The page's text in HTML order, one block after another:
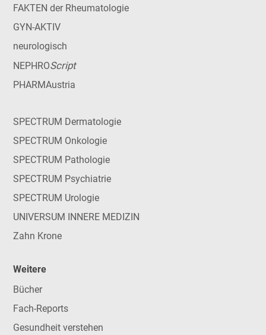
FAKTEN der Rheumatologie
GYN-AKTIV
neurologisch
NEPHROScript
PHARMAustria
SPECTRUM Dermatologie
SPECTRUM Onkologie
SPECTRUM Pathologie
SPECTRUM Psychiatrie
SPECTRUM Urologie
UNIVERSUM INNERE MEDIZIN
Zahn Krone
Weitere
Bücher
Fach-Reports
Gesundheit verstehen